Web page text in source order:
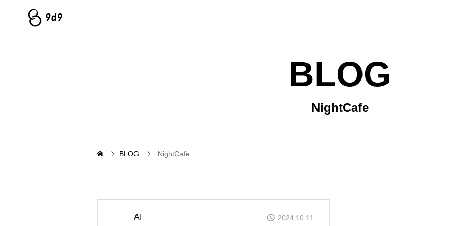
BLOG
NightCafe
BLOG NightCafe
AI 2024.10.11